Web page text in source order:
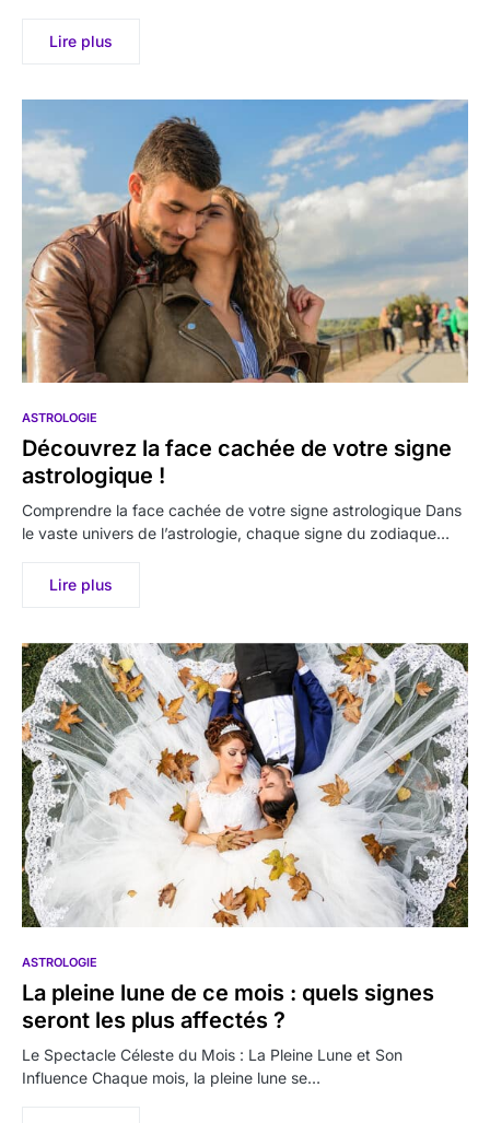
Lire plus
ASTROLOGIE
Découvrez la face cachée de votre signe
astrologique !
Comprendre la face cachée de votre signe astrologique Dans
le vaste univers de l’astrologie, chaque signe du zodiaque…
Lire plus
ASTROLOGIE
La pleine lune de ce mois : quels signes
seront les plus affectés ?
Le Spectacle Céleste du Mois : La Pleine Lune et Son
Influence Chaque mois, la pleine lune se…